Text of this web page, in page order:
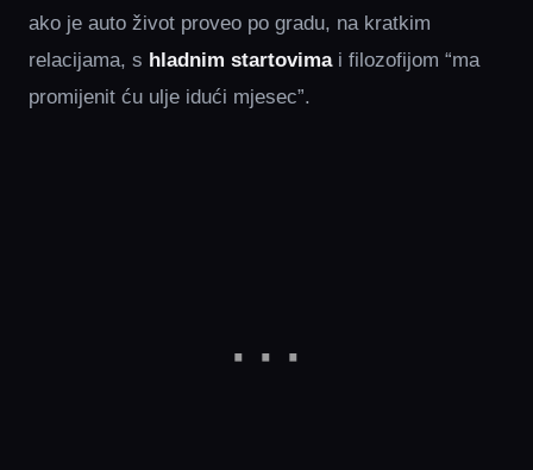
ako je auto život proveo po gradu, na kratkim
relacijama, s hladnim startovimai filozofijom “ma
promijenit ću ulje idući mjesec”.